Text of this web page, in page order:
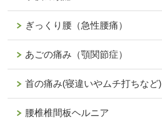
ぎっくり腰（急性腰痛）
あごの痛み（顎関節症）
首の痛み(寝違いやムチ打ちなど)
腰椎椎間板ヘルニア